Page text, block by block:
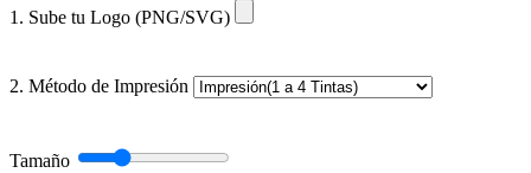
1. Sube tu Logo (PNG/SVG)
2. Método de Impresión
Tamaño